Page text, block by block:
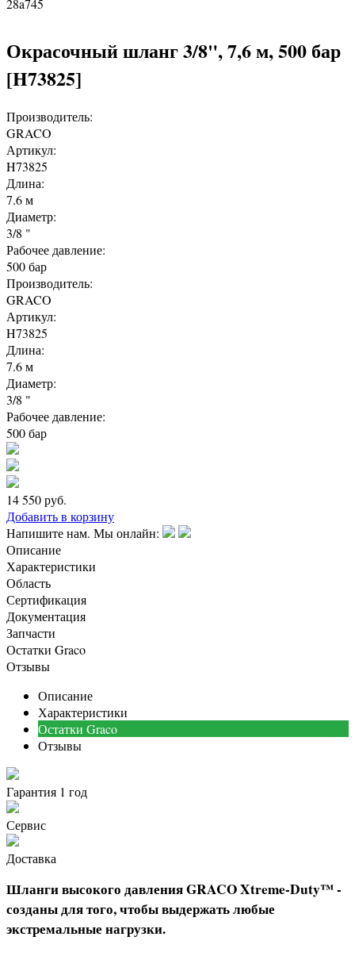
28a745
Окрасочный шланг 3/8", 7,6 м, 500 бар
[H73825]
Производитель:
GRACO
Артикул:
H73825
Длина:
7.6 м
Диаметр:
3/8 "
Рабочее давление:
500 бар
Производитель:
GRACO
Артикул:
H73825
Длина:
7.6 м
Диаметр:
3/8 "
Рабочее давление:
500 бар
14 550руб.
Добавить в корзину
Напишите нам. Мы онлайн:
Описание
Характеристики
Область
Сертификация
Документация
Запчасти
Остатки Graco
Отзывы
Описание
Характеристики
Остатки Graco
Отзывы
Гарантия 1 год
Сервис
Доставка
Шланги высокого давления GRACO Xtreme-Duty™ -
созданы для того, чтобы выдержать любые
экстремальные нагрузки.